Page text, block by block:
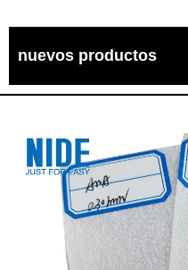
nuevos productos